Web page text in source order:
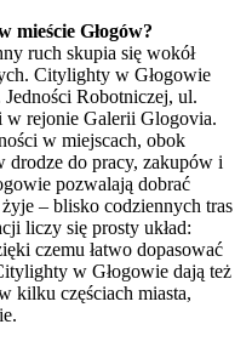
Głogów?
ruch skupia się wokół
Citylighty w Głogowie
Robotniczej, ul.
w rejonie Galerii Glogovia.
w miejscach, obok
drodze do pracy, zakupów i
pozwalają dobrać
– blisko codziennych tras
liczy się prosty układ:
czemu łatwo dopasować
w Głogowie dają też
kilku częściach miasta,